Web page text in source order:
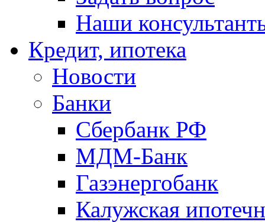
Наши
Кредит, ипотека
Новости
Банки
Сбербанк РФ
МДМ-Банк
Газэнергобанк
Калужская